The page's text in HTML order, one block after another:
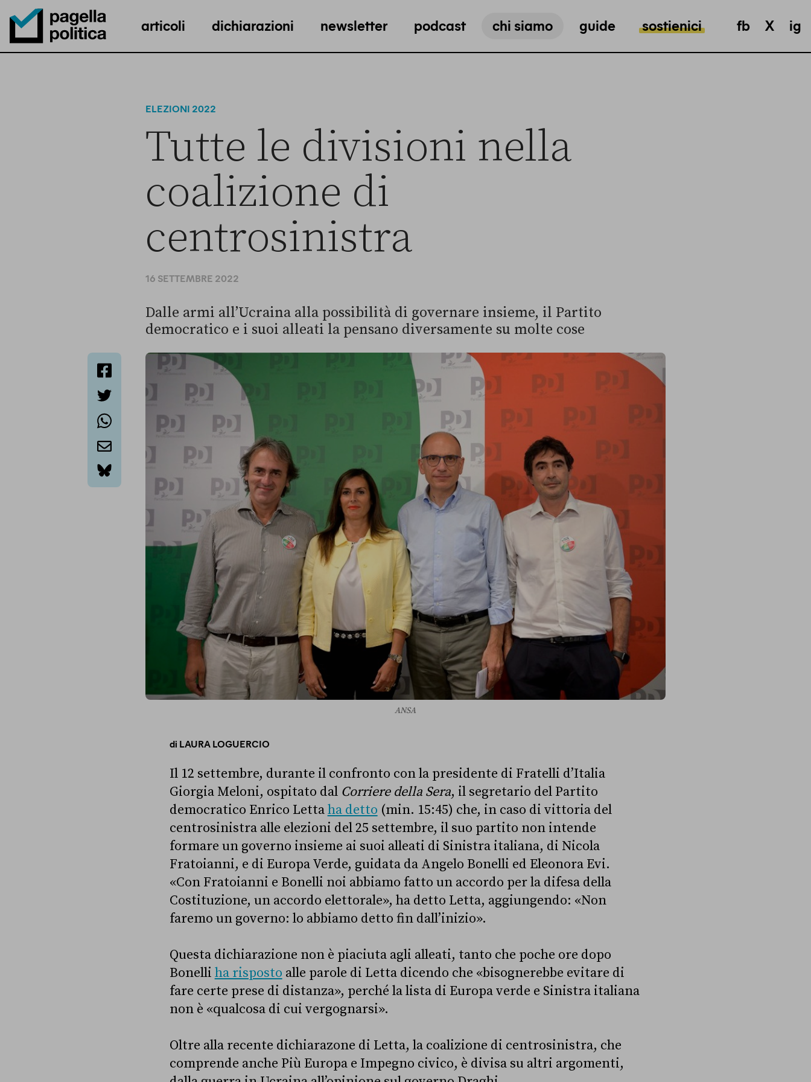
Pagella Politica Logo
articoli dichiarazioni newsletter podcast chi siamo guide sostienici fb X ig
ELEZIONI 2022
Tutte le divisioni nella
coalizione di
centrosinistra
16 SETTEMBRE 2022
bluesky
Dalle armi all’Ucraina alla possibilità di governare insieme, il Partito
democratico e i suoi alleati la pensano diversamente su molte cose
ANSA
di LAURA LOGUERCIO
Il 12 settembre, durante il confronto con la presidente di Fratelli d’Italia
Giorgia Meloni, ospitato dal Corriere della Sera, il segretario del Partito
democratico Enrico Lettaha detto (min. 15:45) che, in caso di vittoria del
centrosinistra alle elezioni del 25 settembre, il suo partito non intende
formare un governo insieme ai suoi alleati di Sinistra italiana, di Nicola
Fratoianni, e di Europa Verde, guidata da Angelo Bonelli ed Eleonora Evi.
«Con Fratoianni e Bonelli noi abbiamo fatto un accordo per la difesa della
Costituzione, un accordo elettorale», ha detto Letta, aggiungendo: «Non
faremo un governo: lo abbiamo detto fin dall’inizio».
Questa dichiarazione non è piaciuta agli alleati, tanto che poche ore dopo
Bonelli ha risposto alle parole di Letta dicendo che «bisognerebbe evitare di
fare certe prese di distanza», perché la lista di Europa verde e Sinistra italiana
non è «qualcosa di cui vergognarsi».
Oltre alla recente dichiarazone di Letta, la coalizione di centrosinistra, che
comprende anche Più Europa e Impegno civico, è divisa su altri argomenti,